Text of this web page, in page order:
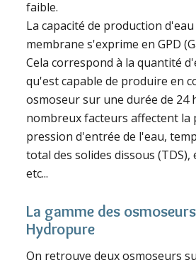
faible.
La capacité de production
membrane s'exprime en GPD
Cela correspond à la quantité
qu'est capable de produire en
osmoseur sur une durée de 24
nombreux facteurs affectent la
pression d'entrée de l'eau,
total des solides dissous
etc...
La gamme des
Hydropure
On retrouve deux osmoseurs